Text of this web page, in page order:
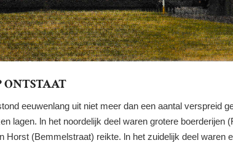
ONTSTAAT
eeuwenlang uit niet meer dan een aantal verspreid
lagen. ln het noordelijk deel waren grotere boerderijen
Horst (Bemmelstraat) reikte. ln het zuidelijk deel waren